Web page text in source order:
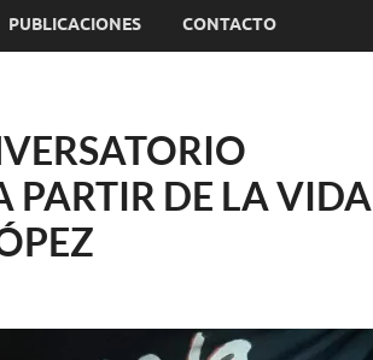
PUBLICACIONES CONTACTO
PARTIR DE LA VIDA